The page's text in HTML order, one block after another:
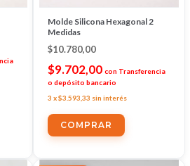
Molde Silicona Hexagonal 2
Medidas
$10.780,00
$9.702,00 con Transferencia
o depósito bancario
3 x$3.593,33 sin interés